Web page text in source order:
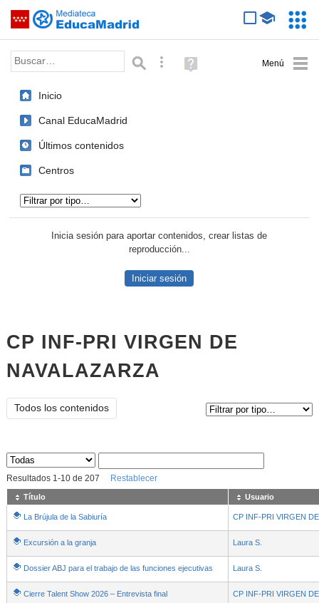
Saltar navegación
Palabra o frase: Búsqueda avanzada
Ayuda
(en
Inicio
Canal EducaMadrid
Últimos contenidos
Centros
Inicia sesión para aportar contenidos, crear listas de
reproducción...
Iniciar sesión
CP INF-PRI VIRGEN DE
NAVALAZARZA
Todos los contenidos
Sus archivos
Resultados 1 -10de 207 Restablecer
Título Usuario
La Brújula de la Sabiuría CP INF-PRI VIRGEN
Excursión a la granja Laura S.
Dossier ABJ para el trabajo de las funciones ejecutivas - Contenido educativo
Laura S.
Cierre Talent Show 2026 – Entrevista final CP INF-PRI VIRGEN